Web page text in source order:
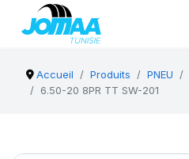
Accueil Produits PNEU
6.50-20 8PR TT SW-201